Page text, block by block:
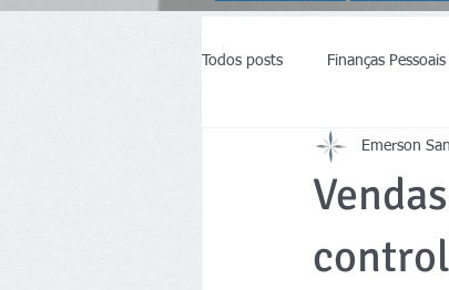
Todos posts Finanças Pessoais
Trânsito - ONSV Emerson